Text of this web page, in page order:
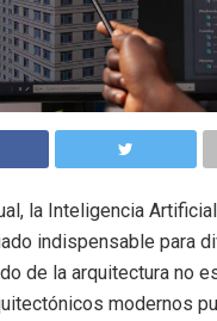
la Inteligencia
indispensable para
de la arquitectura no
modernos